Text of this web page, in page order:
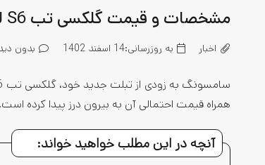
مشخصات و قیمت گلکسی تب S6 لایت 2024 پیش از رونمایی فاش شد
اخبار به روزرسانی:14 اسفند 1402 بدون
همراه قیمت احتمالی آن به بیرون درز پیدا کرده است.
آنچه در این مطلب خواهید خواند: